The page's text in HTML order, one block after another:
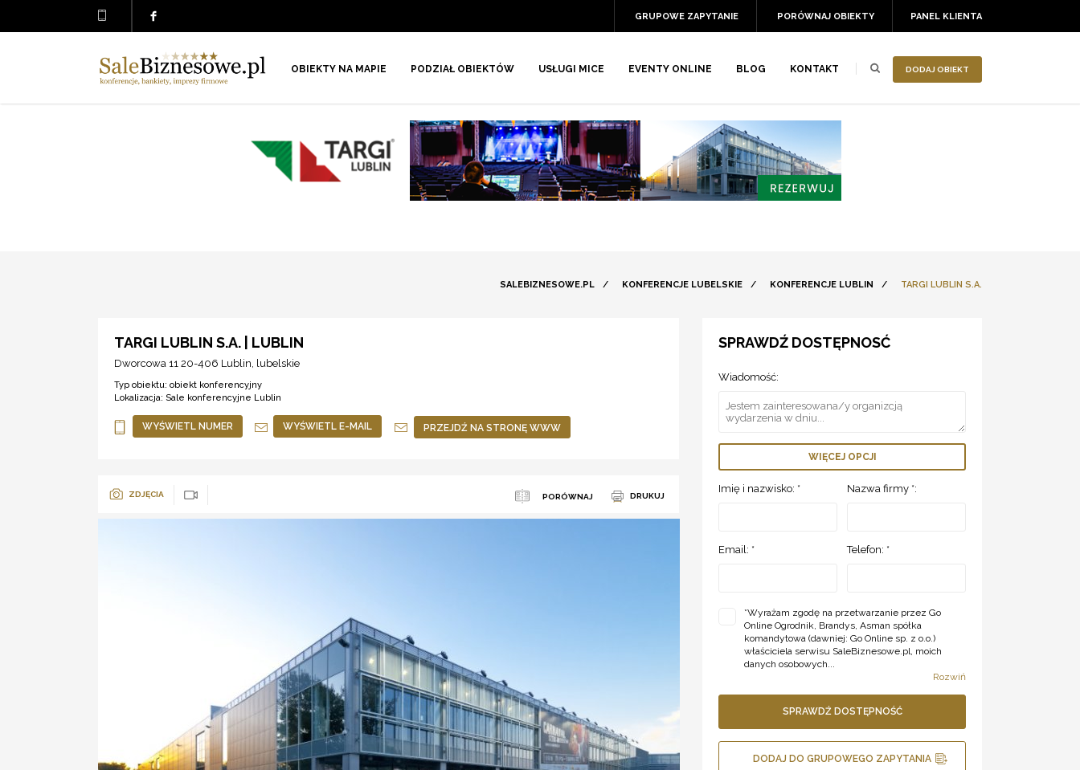
PANEL KLIENTA
PORÓWNAJ OBIEKTY
GRUPOWE ZAPYTANIE
DODAJ OBIEKT
OBIEKTY NA MAPIE PODZIAŁ OBIEKTÓW USŁUGI MICE EVENTY ONLINE BLOG KONTAKT
SALEBIZNESOWE.PL / KONFERENCJE LUBELSKIE / KONFERENCJE LUBLIN / TARGI LUBLIN S.A.
TARGI LUBLIN S.A. | LUBLIN
Dworcowa 11 20-406 Lublin, lubelskie
Typ obiektu: obiekt konferencyjny
Lokalizacja: Sale konferencyjne Lublin
WYŚWIETL NUMER WYŚWIETL E-MAIL PRZEJDŹ NA STRONĘ WWW
ZDJĘCIA PORÓWNAJ DRUKUJ
SPRAWDŹ DOSTĘPNOSĆ
Wiadomość:
WIĘCEJ OPCJI
Imię i nazwisko: * Nazwa firmy *:
Email: * Telefon: *
*Wyrażam zgodę na przetwarzanie przez Go
Online Ogrodnik, Brandys, Asman spółka
komandytowa (dawniej: Go Online sp. z o.o.)
właściciela serwisu SaleBiznesowe.pl, moich
danych osobowych...
Rozwiń
SPRAWDŹ DOSTĘPNOŚĆ
DODAJ DO GRUPOWEGO ZAPYTANIA